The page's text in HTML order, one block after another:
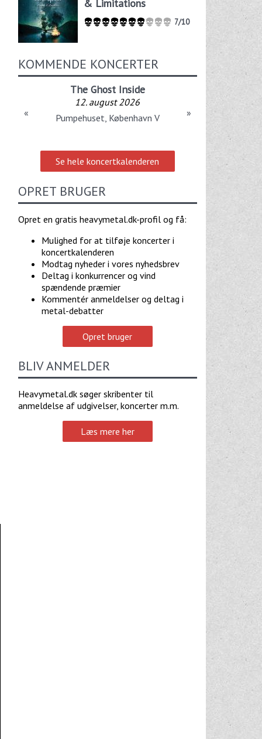
& Limitations
7/10
KOMMENDE KONCERTER
The Ghost Inside
12. august 2026
Pumpehuset, København V
« »
Se hele koncertkalenderen
OPRET BRUGER
Opret en gratis heavymetal.dk-profil og få:
Mulighed for at tilføje koncerter i
koncertkalenderen
Modtag nyheder i vores nyhedsbrev
Deltag i konkurrencer og vind
spændende præmier
Kommentér anmeldelser og deltag i
metal-debatter
Opret bruger
BLIV ANMELDER
Heavymetal.dk søger skribenter til
anmeldelse af udgivelser, koncerter m.m.
Læs mere her